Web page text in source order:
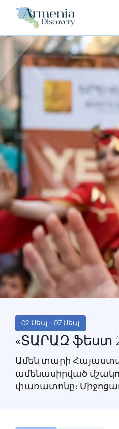
02 Սեպ - 07 Սեպ
«ՏԱՐԱԶ ֆեստ
Ամեն տարի
ամենասիրված
փառատոնը։